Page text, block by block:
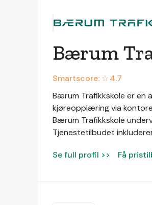
Bærum
Smartscore: ☆4.7
Bærum Trafikkskole er en
kjøreopplæring via
Bærum Trafikkskole
Tjenestetilbudet
Se full profil >> Få